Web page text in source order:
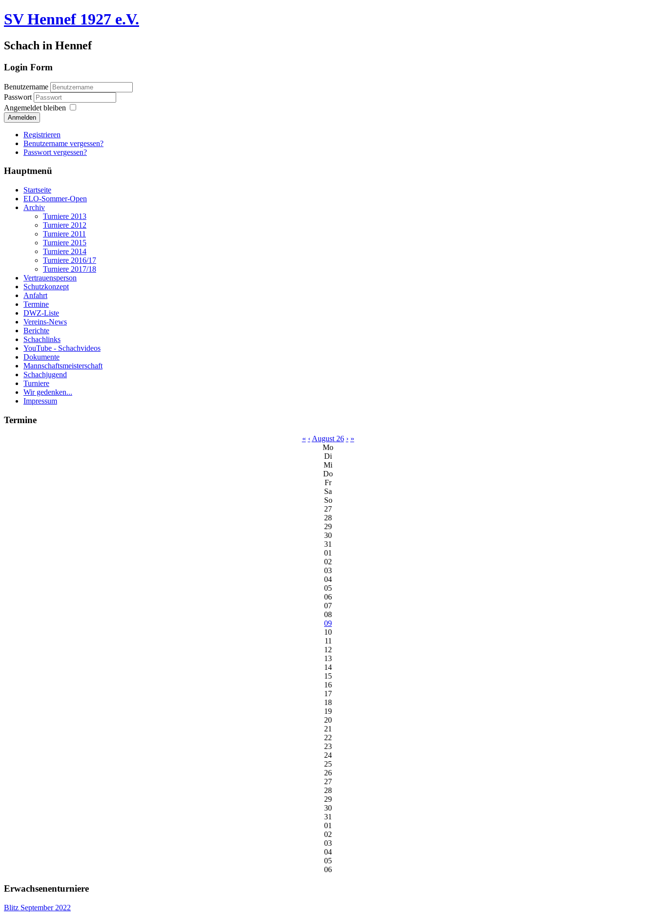
SV Hennef 1927 e.V.
Schach in Hennef
Login Form
Benutzername
Passwort
Angemeldet bleiben
Anmelden
Registrieren
Benutzername vergessen?
Passwort vergessen?
Hauptmenü
Startseite
ELO-Sommer-Open
Archiv
Turniere 2013
Turniere 2012
Turniere 2011
Turniere 2015
Turniere 2014
Turniere 2016/17
Turniere 2017/18
Vertrauensperson
Schutzkonzept
Anfahrt
Termine
DWZ-Liste
Vereins-News
Berichte
Schachlinks
YouTube - Schachvideos
Dokumente
Mannschaftsmeisterschaft
Schachjugend
Turniere
Wir gedenken...
Impressum
Termine
« ‹ August 26 › »
Mo
Di
Mi
Do
Fr
Sa
So
27
28
29
30
31
01
02
03
04
05
06
07
08
09
10
11
12
13
14
15
16
17
18
19
20
21
22
23
24
25
26
27
28
29
30
31
01
02
03
04
05
06
Erwachsenenturniere
Blitz September 2022